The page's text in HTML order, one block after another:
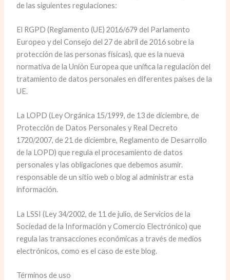
de las siguientes regulaciones:
El RGPD (Reglamento (UE) 2016/679 del Parlamento
Europeo y del Consejo del 27 de abril de 2016 sobre la
protección de las personas físicas), que es la nueva
normativa de la Unión Europea que unifica la regulación del
tratamiento de datos personales en diferentes países de la
UE.
La LOPD (Ley Orgánica 15/1999, de 13 de diciembre, de
Protección de Datos Personales y Real Decreto
1720/2007, de 21 de diciembre, Reglamento de Desarrollo
de la LOPD) que regula el procesamiento de datos
personales y las obligaciones que debemos asumir.
responsable de un sitio web o blog al administrar esta
información.
La LSSI (Ley 34/2002, de 11 de julio, de Servicios de la
Sociedad de la Información y Comercio Electrónico) que
regula las transacciones económicas a través de medios
electrónicos, como es el caso de este blog.
Términos de uso